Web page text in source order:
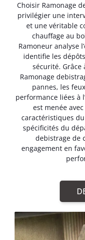
Choisir Ramonage
privilégier une
et une véritable
chauffage au
Ramoneur analyse
identifie les
sécurité. Grâce
Ramonage
pannes, les
performance liées à
est menée
caractéristiques
spécificités du
debistrage de
engagement en